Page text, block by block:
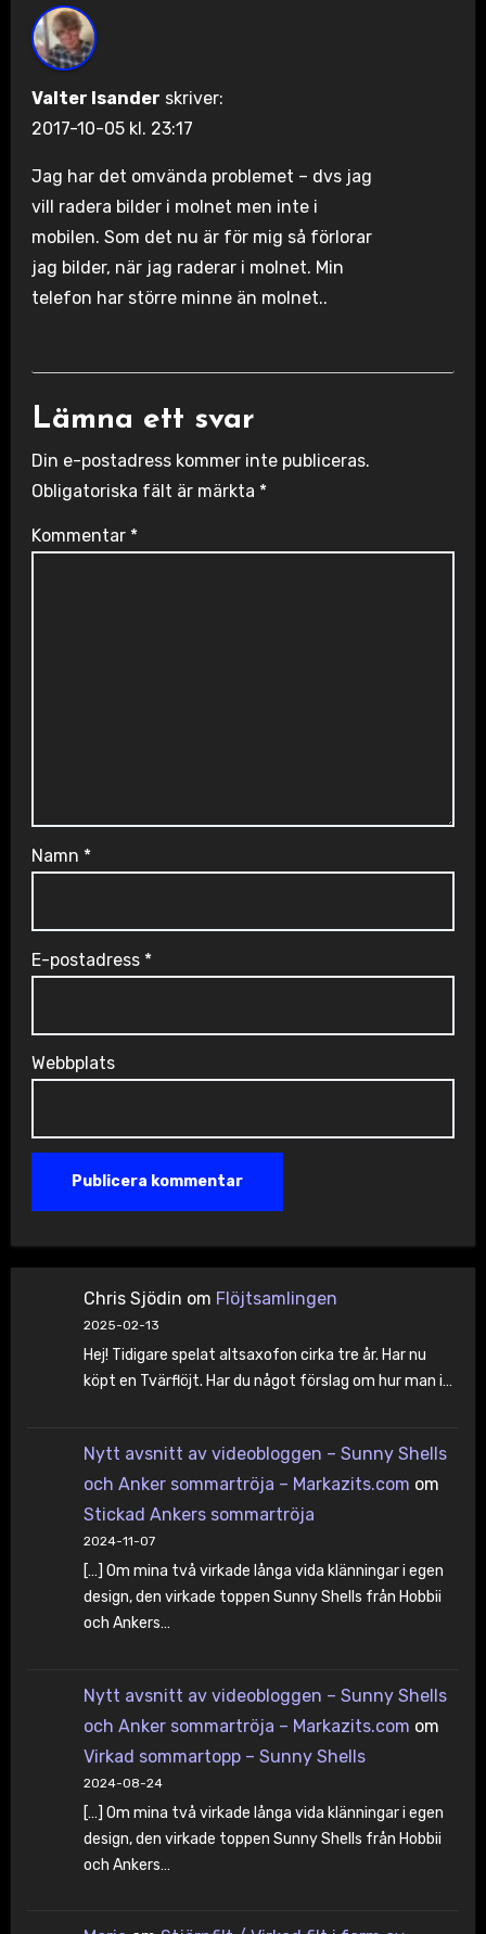
Valter Isander skriver:
2017-10-05 kl. 23:17
Jag har det omvända problemet – dvs jag
vill radera bilder i molnet men inte i
mobilen. Som det nu är för mig så förlorar
jag bilder, när jag raderar i molnet. Min
telefon har större minne än molnet..
Lämna ett svar
Din e-postadress kommer inte publiceras.
Obligatoriska fält är märkta *
Kommentar *
Namn *
E-postadress *
Webbplats
Chris Sjödin om Flöjtsamlingen
2025-02-13
Hej! Tidigare spelat altsaxofon cirka tre år. Har nu
köpt en Tvärflöjt. Har du något förslag om hur man i…
Nytt avsnitt av videobloggen – Sunny Shells
och Anker sommartröja – Markazits.com om
Stickad Ankers sommartröja
2024-11-07
[…] Om mina två virkade långa vida klänningar i egen
design, den virkade toppen Sunny Shells från Hobbii
och Ankers…
Nytt avsnitt av videobloggen – Sunny Shells
och Anker sommartröja – Markazits.com om
Virkad sommartopp – Sunny Shells
2024-08-24
[…] Om mina två virkade långa vida klänningar i egen
design, den virkade toppen Sunny Shells från Hobbii
och Ankers…